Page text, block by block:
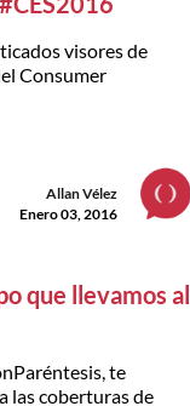
visores de
Consumer
Allan Vélez
Enero 03, 2016
que llevamos al
te
las coberturas de